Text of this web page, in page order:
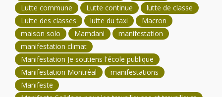
Lutte commune
Lutte continue
lutte de classe
Lutte des classes
lutte du taxi
Macron
maison solo
Mamdani
manifestation
manifestation climat
Manifestation Je soutiens l'école publique
Manifestation Montréal
manifestations
Manifeste